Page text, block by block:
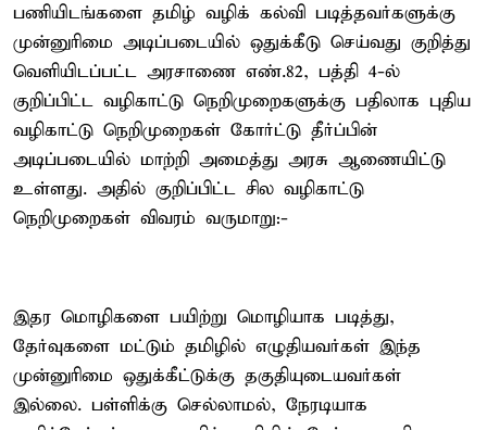
பணியிடங்களை தமிழ் வழிக் கல்வி படித்தவர்களுக்கு
முன்னுரிமை அடிப்படையில் ஒதுக்கீடு செய்வது குறித்து
வெளியிடப்பட்ட அரசாணை எண்.82, பத்தி 4-ல்
குறிப்பிட்ட வழிகாட்டு நெறிமுறைகளுக்கு பதிலாக புதிய
வழிகாட்டு நெறிமுறைகள் கோர்ட்டு தீர்ப்பின்
அடிப்படையில் மாற்றி அமைத்து அரசு ஆணையிட்டு
உள்ளது. அதில் குறிப்பிட்ட சில வழிகாட்டு
நெறிமுறைகள் விவரம் வருமாறு:-
இதர மொழிகளை பயிற்று மொழியாக படித்து,
தேர்வுகளை மட்டும் தமிழில் எழுதியவர்கள் இந்த
முன்னுரிமை ஒதுக்கீட்டுக்கு தகுதியுடையவர்கள்
இல்லை. பள்ளிக்கு செல்லாமல், நேரடியாக